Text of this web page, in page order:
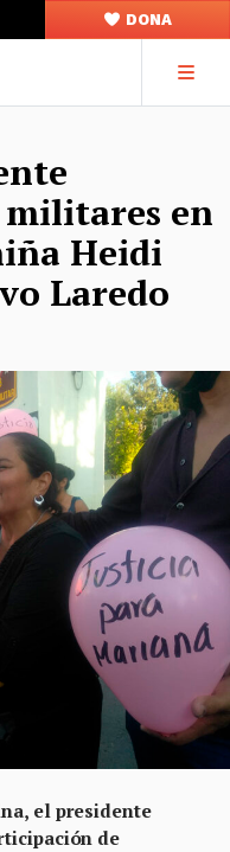
DONA
en
Heidi
Laredo
el presidente
de